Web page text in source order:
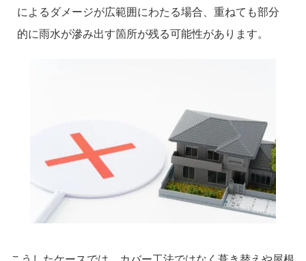
によるダメージが広範囲にわたる場合、重ねても部分
的に雨水が滲み出す箇所が残る可能性があります。